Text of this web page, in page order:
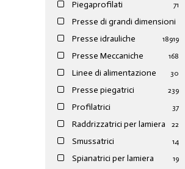
Piegaprofilati 71
Presse di grandi dimensioni
19
Presse idrauliche 189
Presse Meccaniche 168
Linee di alimentazione 30
Presse piegatrici 239
Profilatrici 37
Raddrizzatrici per lamiera 22
Smussatrici 14
Spianatrici per lamiera 19